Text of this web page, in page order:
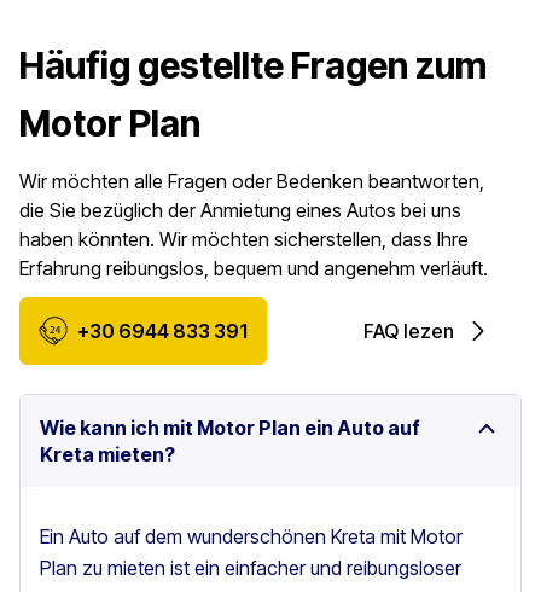
Häufig gestellte Fragen zum
Motor Plan
Wir möchten alle Fragen oder Bedenken beantworten,
die Sie bezüglich der Anmietung eines Autos bei uns
haben könnten. Wir möchten sicherstellen, dass Ihre
Erfahrung reibungslos, bequem und angenehm verläuft.
+30 6944 833 391 FAQ lezen
Wie kann ich mit Motor Plan ein Auto auf
Kreta mieten?
Ein Auto auf dem wunderschönen Kreta mit Motor
Plan zu mieten ist ein einfacher und reibungsloser